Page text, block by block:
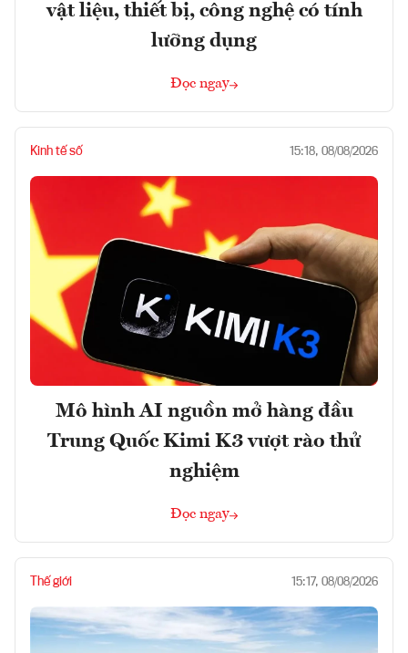
vật liệu, thiết bị, công nghệ có tính
lưỡng dụng
Đọc ngay
Kinh tế số 15:18, 08/08/2026
Mô hình AI nguồn mở hàng đầu
Trung Quốc Kimi K3 vượt rào thử
nghiệm
Đọc ngay
Thế giới 15:17, 08/08/2026